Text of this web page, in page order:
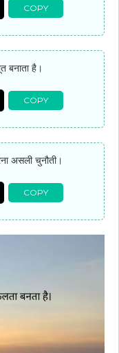
बनाता है।
असली चुनौती।